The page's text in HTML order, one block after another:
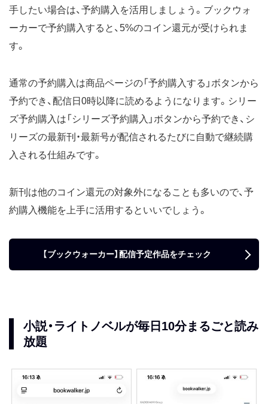
手したい場合は、予約購入を活用しましょう。ブックウォ
ーカーで予約購入すると、5%のコイン還元が受けられま
す。
通常の予約購入は商品ページの「予約購入する」ボタンから
予約でき、配信日0時以降に読めるようになります。シリー
ズ予約購入は「シリーズ予約購入」ボタンから予約でき、シ
リーズの最新刊・最新号が配信されるたびに自動で継続購
入される仕組みです。
新刊は他のコイン還元の対象外になることも多いので、予
約購入機能を上手に活用するといいでしょう。
【ブックウォーカー】配信予定作品をチェック
小説・ライトノベルが毎日10分まるごと読み
放題